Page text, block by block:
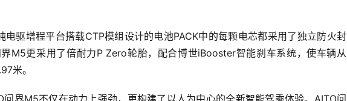
驱增程平台搭载CTP模组设计的电池PACK中的每颗电芯都采用了独立防火封
M5更采用了倍耐力P Zero轮胎，配合博世iBooster智能刹车系统，使车辆从
米。
界M5不仅在动力上强劲，更构建了以人为中心的全新智能驾乘体验。AITO问